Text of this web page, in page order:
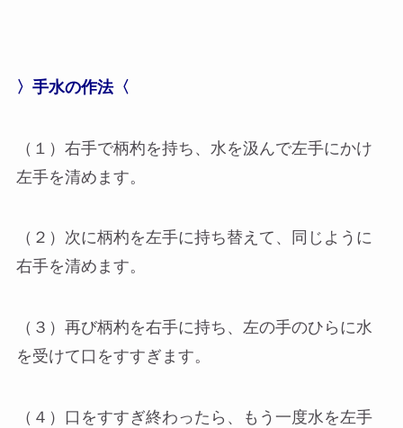
〉手水の作法〈
（１）右手で柄杓を持ち、水を汲んで左手にかけ
左手を清めます。
（２）次に柄杓を左手に持ち替えて、同じように
右手を清めます。
（３）再び柄杓を右手に持ち、左の手のひらに水
を受けて口をすすぎます。
（４）口をすすぎ終わったら、もう一度水を左手